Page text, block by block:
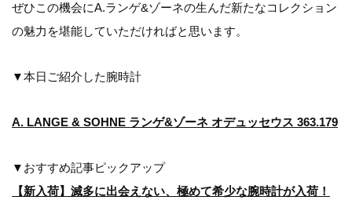
ぜひこの機会にA.ランゲ&ゾーネの生んだ新たなコレクション
の魅力を堪能していただければと思います。
▼本日ご紹介した腕時計
A. LANGE & SOHNE ランゲ&ゾーネ オデュッセウス 363.179
▼おすすめ記事ピックアップ
【新入荷】滅多に出会えない、極めて希少な腕時計が入荷！